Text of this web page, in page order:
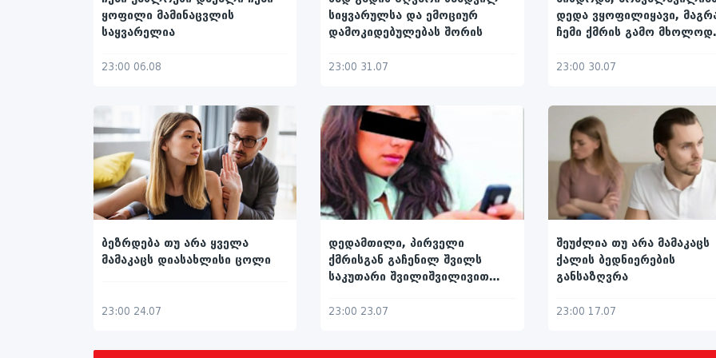
ყოფილი მამინაცვლის
საყვარელია
23:00 06.08
სიყვარულსა და ემოციურ
დამოკიდებულებას შორის
23:00 31.07
დედა ვყოფილიყავი,
ჩემი ქმრის გამო მხოლოდ
23:00 30.07
ბეზრდება თუ არა ყველა
მამაკაცს დიასახლისი ცოლი
23:00 24.07
დედამთილი, პირველი
ქმრისგან გაჩენილ შვილს
საკუთარი შვილიშვილივით
23:00 23.07
შეუძლია თუ არა მამაკაცს
ქალის ბედნიერების
განსაზღვრა
23:00 17.07